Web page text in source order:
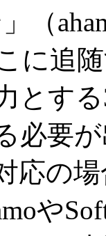
（
に追
とす
必要
応の
や